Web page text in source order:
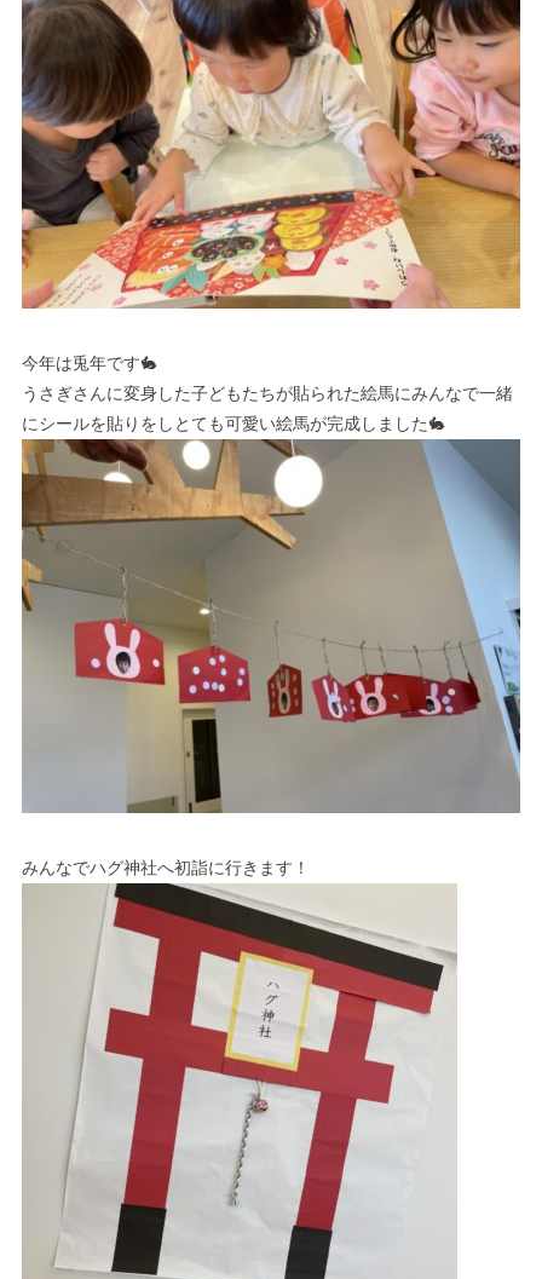
今年は兎年です🐇
うさぎさんに変身した子どもたちが貼られた絵馬にみんなで一緒
にシールを貼りをしとても可愛い絵馬が完成しました🐇
みんなでハグ神社へ初詣に行きます！